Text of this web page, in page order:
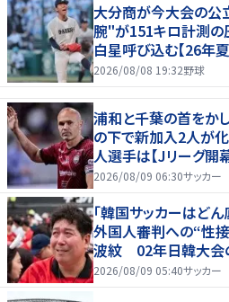
大分商が今大会の公
腕"が151キロ計測の
白星呼び込む【26年
2026/08/08 19:32野球
浦和と千葉の首をか
の下で新加入2人が
人選手は【Jリーグ開
(4)
2026/08/09 06:30サッカー
「韓国サッカーはど
外国人審判への“性
波紋 02年日韓大会
疑われる」
2026/08/09 05:40サッカー